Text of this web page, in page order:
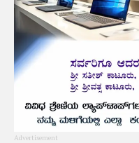
Advertisement